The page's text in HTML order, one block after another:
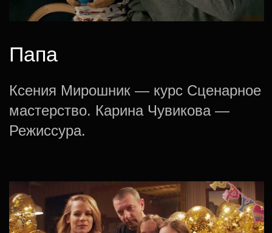
Подписывайтесь на наш телеграм-
канал и получайте еще больше
полезного контента